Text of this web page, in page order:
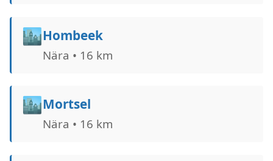
🏙️Hombeek
Nära • 16 km
🏙️Mortsel
Nära • 16 km